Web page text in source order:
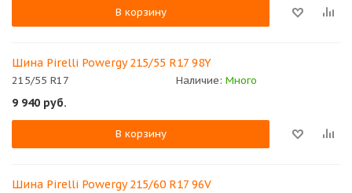
В корзину
Шина Pirelli Powergy 215/55 R17 98Y
215/55 R17 Наличие: Много
9 940 руб.
В корзину
Шина Pirelli Powergy 215/60 R17 96V